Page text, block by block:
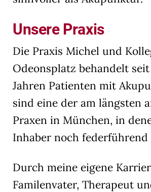
Unsere Praxis
Die Praxis Michel und
Odeonsplatz behandelt
Jahren Patienten mit
sind eine der am längsten
Praxen in München, in
Inhaber noch
Durch meine eigene
Familenvater, Therapeut